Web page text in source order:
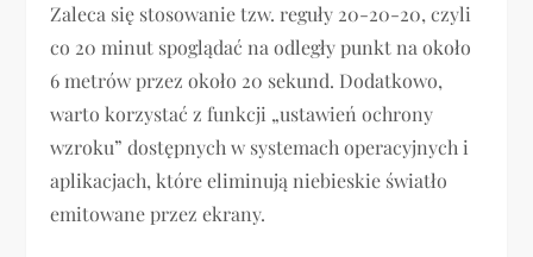
Zaleca się stosowanie tzw. reguły 20-20-20, czyli
co 20 minut spoglądać na odległy punkt na około
6 metrów przez około 20 sekund. Dodatkowo,
warto korzystać z funkcji „ustawień ochrony
wzroku” dostępnych w systemach operacyjnych i
aplikacjach, które eliminują niebieskie światło
emitowane przez ekrany.